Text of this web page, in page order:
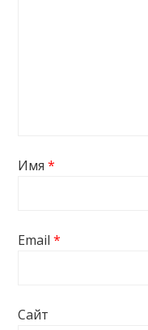
Имя*
Email*
Сайт